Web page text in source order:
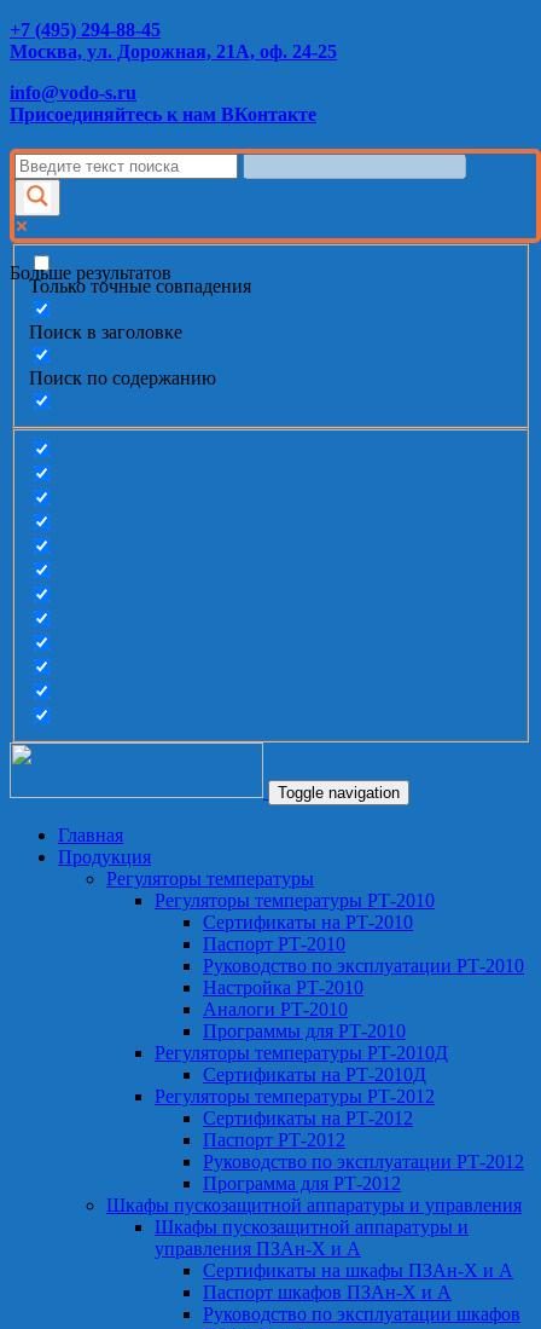
+7 (495) 294-88-45
Москва, ул. Дорожная, 21А, оф. 24-25
info@vodo-s.ru
Присоединяйтесь к нам ВКонтакте
Больше результатов
Только точные совпадения
Поиск в заголовке
Поиск по содержанию
Toggle navigation
Главная
Продукция
Регуляторы температуры
Регуляторы температуры РТ-2010
Сертификаты на РТ-2010
Паспорт РТ-2010
Руководство по эксплуатации РТ-2010
Настройка РТ-2010
Аналоги РТ-2010
Программы для РТ-2010
Регуляторы температуры РТ-2010Д
Сертификаты на РТ-2010Д
Регуляторы температуры РТ-2012
Сертификаты на РТ-2012
Паспорт РТ-2012
Руководство по эксплуатации РТ-2012
Программа для РТ-2012
Шкафы пускозащитной аппаратуры и управления
Шкафы пускозащитной аппаратуры и
управления ПЗАн-Х и А
Сертификаты на шкафы ПЗАн-Х и А
Паспорт шкафов ПЗАн-Х и А
Руководство по эксплуатации шкафов